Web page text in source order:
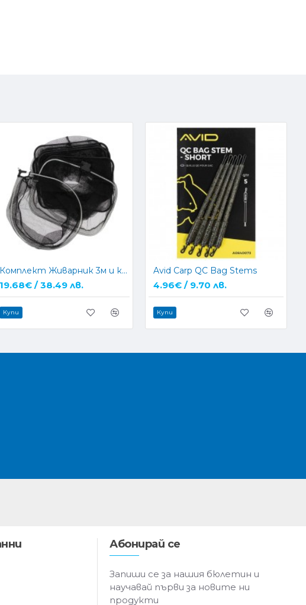
Комплект Живарник 3м и кеп NGT
19.68€ / 38.49 лв.
Купи
Avid Carp QC Bag Stems
4.96€ / 9.70 лв.
Купи
Абонирай се
Запиши се за нашия бюлетин и
научавай първи за новите ни
продукти